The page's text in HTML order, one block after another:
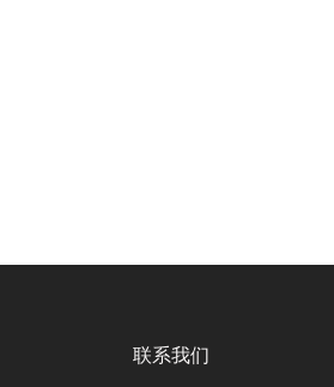
联系我们